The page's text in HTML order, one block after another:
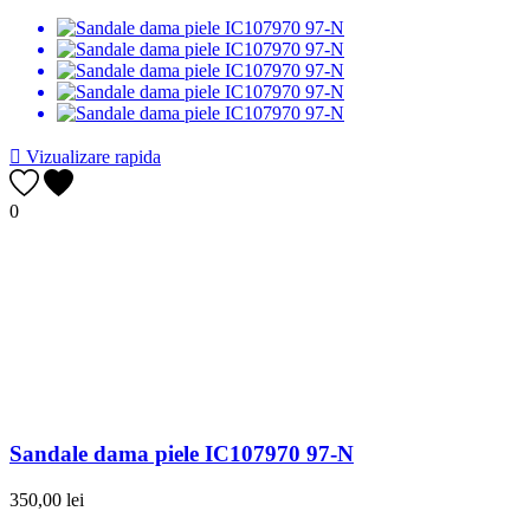
 Vizualizare rapida
0
Sandale dama piele IC107970 97-N
350,00 lei